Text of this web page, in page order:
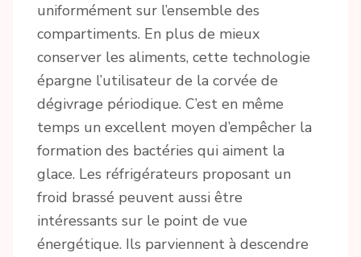
uniformément sur l’ensemble des
compartiments. En plus de mieux
conserver les aliments, cette technologie
épargne l’utilisateur de la corvée de
dégivrage périodique. C’est en même
temps un excellent moyen d’empêcher la
formation des bactéries qui aiment la
glace. Les réfrigérateurs proposant un
froid brassé peuvent aussi être
intéressants sur le point de vue
énergétique. Ils parviennent à descendre